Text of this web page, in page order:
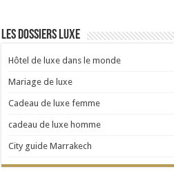
Les dossiers luxe
Hôtel de luxe dans le monde
Mariage de luxe
Cadeau de luxe femme
cadeau de luxe homme
City guide Marrakech